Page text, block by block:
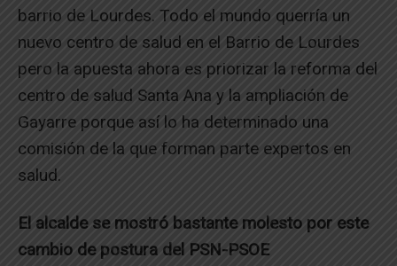
barrio de Lourdes. Todo el mundo querría un
nuevo centro de salud en el Barrio de Lourdes
pero la apuesta ahora es priorizar la reforma del
centro de salud Santa Ana y la ampliación de
Gayarre porque así lo ha determinado una
comisión de la que forman parte expertos en
salud.
El alcalde se mostró bastante molesto por este
cambio de postura del PSN-PSOE